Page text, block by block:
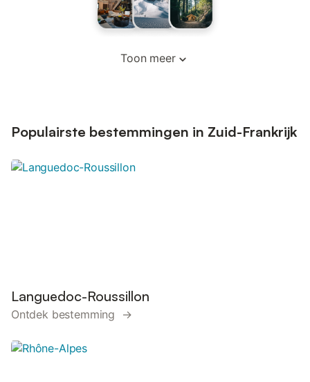
Toon meer
Populairste bestemmingen in Zuid-Frankrijk
Languedoc-Roussillon
Ontdek bestemming →